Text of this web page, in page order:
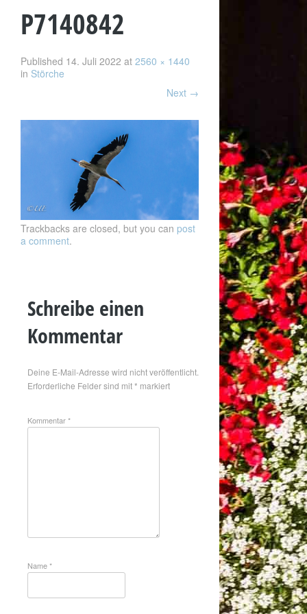
P7140842
Published 14. Juli 2022 at 2560 × 1440
in Störche
Next →
Trackbacks are closed, but you can post
a comment.
Schreibe einen
Kommentar
Deine E-Mail-Adresse wird nicht veröffentlicht.
Erforderliche Felder sind mit* markiert
Kommentar*
Name*